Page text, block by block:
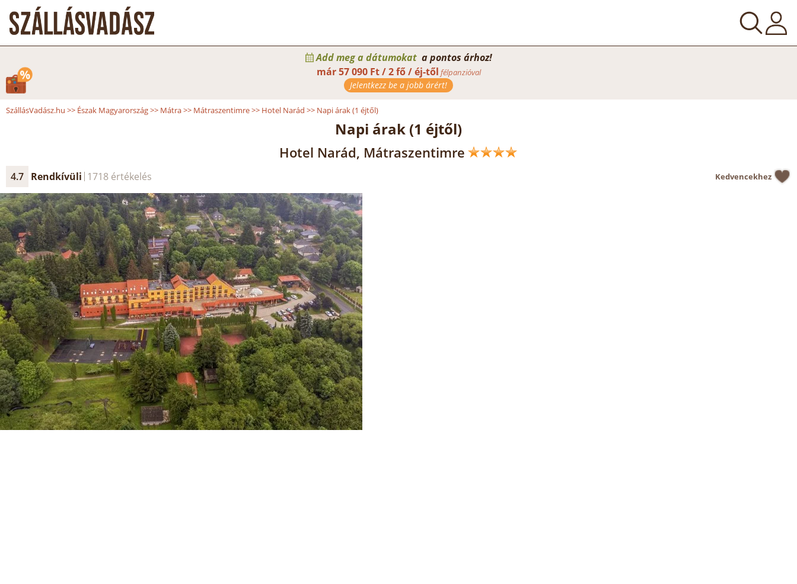
Add meg a dátumokat a pontos árhoz!
már57 090 Ft / 2 fő / éj-től félpanzióval
Jelentkezz be a jobb árért!
SzállásVadász.hu >> Észak Magyarország>> Mátra>> Mátraszentimre>> Hotel Narád >> Napi árak (1 éjtől)
Napi árak (1 éjtől)
Hotel Narád, Mátraszentimre
4.7 Rendkívüli 1718 értékelés Kedvencekhez